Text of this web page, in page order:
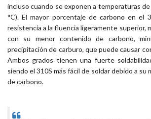
incluso cuando se exponen a temperaturas
°C). El mayor porcentaje de carbono en el
resistencia a la fluencia ligeramente superior,
con su menor contenido de carbono,
precipitación de carburo, que puede causar
Ambos grados tienen una fuerte
siendo el 310S más fácil de soldar debido a su
de carbono.